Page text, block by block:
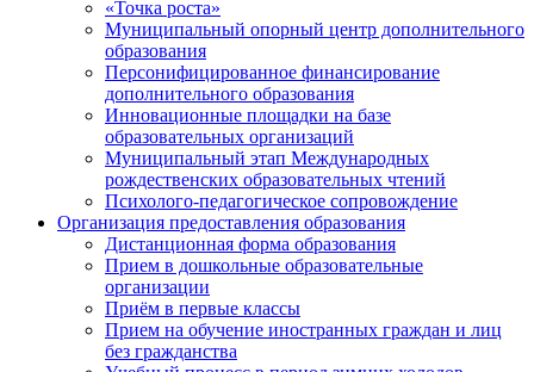
«Точка роста»
Муниципальный опорный центр дополнительного
образования
Персонифицированное финансирование
дополнительного образования
Инновационные площадки на базе
образовательных организаций
Муниципальный этап Международных
рождественских образовательных чтений
Психолого-педагогическое сопровождение
Организация предоставления образования
Дистанционная форма образования
Прием в дошкольные образовательные
организации
Приём в первые классы
Прием на обучение иностранных граждан и лиц
без гражданства